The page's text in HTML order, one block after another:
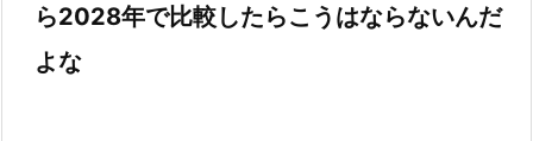
ら2028年で比較したらこうはならないんだ
よな